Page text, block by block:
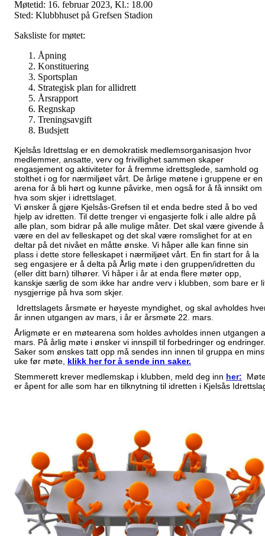
Møtetid: 16. februar 2023, Kl.: 18.00
Sted: Klubbhuset på Grefsen Stadion
Saksliste for møtet:
Åpning
Konstituering
Sportsplan
Strategisk plan for allidrett
Årsrapport
Regnskap
Treningsavgift
Budsjett
Kjelsås Idrettslag er en demokratisk medlemsorganisasjon hvor
medlemmer, ansatte, verv og frivillighet sammen skaper
engasjement og aktiviteter for å fremme idrettsglede, samhold og
stolthet i og for nærmiljøet vårt. De årlige møtene i gruppene er en
arena for å bli hørt og kunne påvirke, men også for å få innsikt om
hva som skjer i idrettslaget.
Vi ønsker å gjøre Kjelsås-Grefsen til et enda bedre sted å bo ved
hjelp av idretten. Til dette trenger vi engasjerte folk i alle aldre på
alle plan, som bidrar på alle mulige måter. Det skal være givende å
være en del av felleskapet og det skal være romslighet for at en
deltar på det nivået en måtte ønske. Vi håper alle kan finne sin
plass i dette store felleskapet i nærmiljøet vårt. En fin start for å la
seg engasjere er å delta på Årlig møte i den gruppen/idretten du
(eller ditt barn) tilhører. Vi håper i år at enda flere møter opp,
kanskje særlig de som ikke har andre verv i klubben, som bare er
nysgjerrige på hva som skjer.
Idrettslagets årsmøte er høyeste myndighet, og skal avholdes
år innen utgangen av mars, i år er årsmøte 22. mars.
Årligmøte er en møtearena som holdes avholdes innen utgangen
mars. På årlig møte i ønsker vi innspill til forbedringer og endringer.
Saker som ønskes tatt opp må sendes inn innen til gruppa en
uke før møte, klikk her for å sende inn saker.
Stemmerett krever medlemskap i klubben, meld deg inn her:
er åpent for alle som har en tilknytning til idretten i Kjelsås